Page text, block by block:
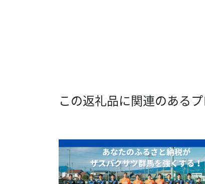
この返礼品に関連のある